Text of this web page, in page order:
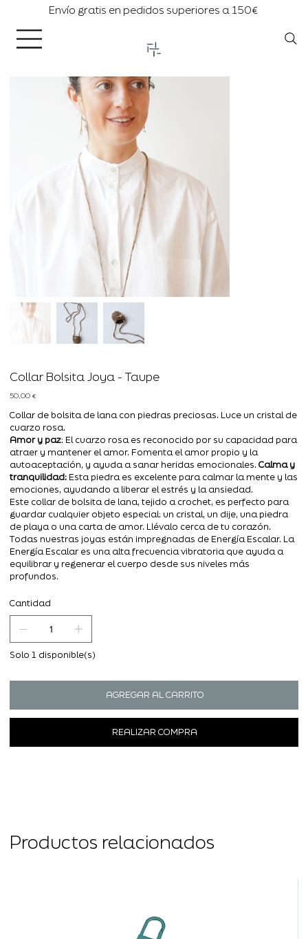
Envío gratis en pedidos superiores a 150€
Collar Bolsita Joya - Taupe
Precio
50,00 €
Collar de bolsita de lana con piedras preciosas. Luce un cristal de
cuarzo rosa.
Amor y paz: El cuarzo rosa es reconocido por su capacidad para
atraer y mantener el amor. Fomenta el amor propio y la
autoaceptación, y ayuda a sanar heridas emocionales. Calma y
tranquilidad: Esta piedra es excelente para calmar la mente y las
emociones, ayudando a liberar el estrés y la ansiedad.
Este collar de bolsita de lana, tejido a crochet, es perfecto para
guardar cualquier objeto especial: un cristal, un dije, una piedra
de playa o una carta de amor. Llévalo cerca de tu corazón.
Todas nuestras joyas están impregnadas de Energía Escalar. La
Energía Escalar es una alta frecuencia vibratoria que ayuda a
equilibrar y regenerar el cuerpo desde sus niveles más
profundos.
Cantidad
Solo 1 disponible(s)
AGREGAR AL CARRITO
REALIZAR COMPRA
Productos relacionados